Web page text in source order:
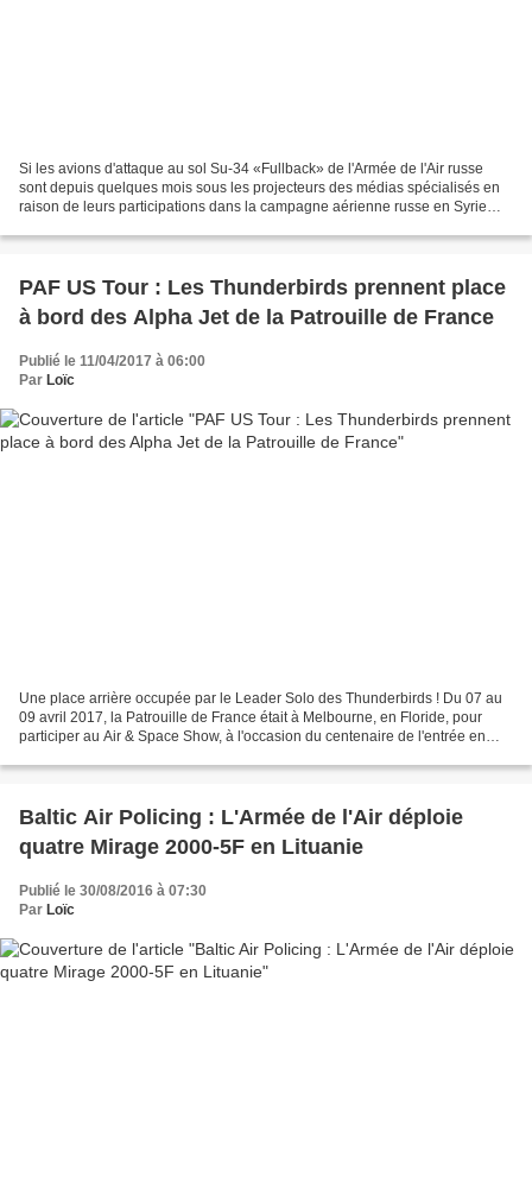
Si les avions d'attaque au sol Su-34 «Fullback» de l'Armée de l'Air russe
sont depuis quelques mois sous les projecteurs des médias spécialisés en
raison de leurs participations dans la campagne aérienne russe en Syrie
PAF US Tour : Les Thunderbirds prennent place
à bord des Alpha Jet de la Patrouille de France
Publié le 11/04/2017 à 06:00
Par Loïc
Une place arrière occupée par le Leader Solo des Thunderbirds ! Du 07 au
09 avril 2017, la Patrouille de France était à Melbourne, en Floride, pour
participer au Air & Space Show, à l'occasion du centenaire de l'entrée en
Baltic Air Policing : L'Armée de l'Air déploie
quatre Mirage 2000-5F en Lituanie
Publié le 30/08/2016 à 07:30
Par Loïc